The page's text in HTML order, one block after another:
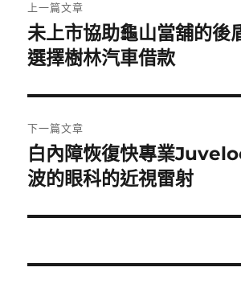
章
導
覽
上一篇文章
上
一
文
章:
未上市協助龜山當舖的後
選擇樹林汽車借款
下一篇文章
下
一
文
白內障恢復快專業
波的眼科的近視雷射